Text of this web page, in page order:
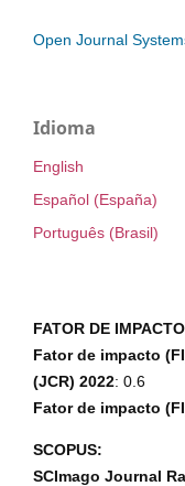
Open Journal
Idioma
English
Español (España)
Português (Brasil)
FATOR DE
Fator de impacto
(JCR) 2022: 0.6
Fator de impacto
SCOPUS:
SCImago Journal